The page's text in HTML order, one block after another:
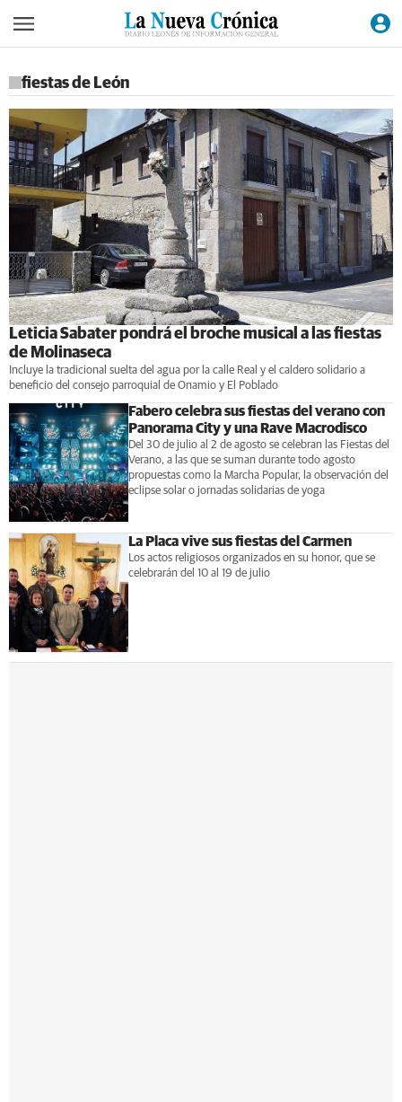
fiestas de León
Leticia Sabater pondrá el broche musical a las fiestas
de Molinaseca
Incluye la tradicional suelta del agua por la calle Real y el caldero solidario a
beneficio del consejo parroquial de Onamio y El Poblado
Fabero celebra sus fiestas del verano con
Panorama City y una Rave Macrodisco
Del 30 de julio al 2 de agosto se celebran las Fiestas del
Verano, a las que se suman durante todo agosto
propuestas como la Marcha Popular, la observación del
eclipse solar o jornadas solidarias de yoga
La Placa vive sus fiestas del Carmen
Los actos religiosos organizados en su honor, que se
celebrarán del 10 al 19 de julio